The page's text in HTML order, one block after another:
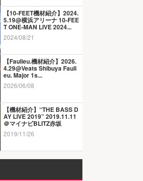
【10-FEET機材紹介】2024.
5.19@横浜アリーナ 10-FEE
T ONE-MAN LIVE 2024...
2024/08/21
【Faulieu.機材紹介】2026.
4.29@Veats Shibuya Fauli
eu. Major 1s...
2026/06/08
【機材紹介】“THE BASS D
AY LIVE 2019” 2019.11.11
＠マイナビBLITZ赤坂
2019/11/26